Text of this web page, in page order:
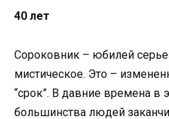
40 лет
Сороковник – юбилей
мистическое. Это –
“срок”. В давние времена в
большинства людей